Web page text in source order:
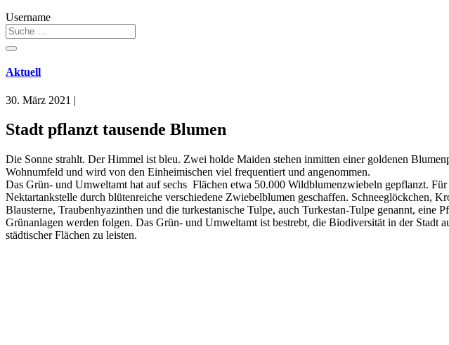
Username
Aktuell
30. März 2021 |
Stadt pflanzt tausende Blumen
Die Sonne strahlt. Der Himmel ist bleu. Zwei holde Maiden stehen inmitten einer goldenen
Wohnumfeld und wird von den Einheimischen viel frequentiert und angenommen.
Das Grün- und Umweltamt hat auf sechs Flächen etwa 50.000 Wildblumenzwiebeln gepflanzt.
Nektartankstelle durch blütenreiche verschiedene Zwiebelblumen geschaffen. Schneeglöckchen,
Blausterne, Traubenhyazinthen und die turkestanische Tulpe, auch Turkestan-Tulpe genannt,
Grünanlagen werden folgen. Das Grün- und Umweltamt ist bestrebt, die Biodiversität in der Stadt
städtischer Flächen zu leisten.